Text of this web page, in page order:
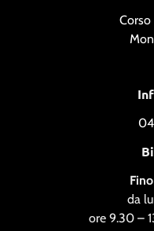
da
ore 9.30 –